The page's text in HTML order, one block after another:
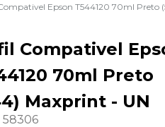
Epson T544120 70ml Preto
Compativel
70ml Preto
Maxprint - UN
58306